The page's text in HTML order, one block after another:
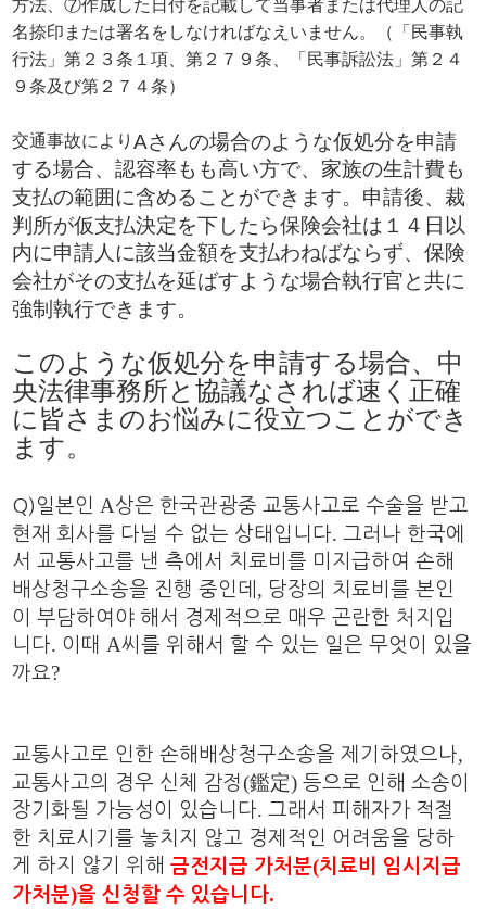
方法、⑦作成した日付を記載して当事者または代理人の記
名捺印または署名をしなければなえいません。（「民事執
行法」第２３条１項、第２７９条、「民事訴訟法」第２４
９条及び第２７４条）
交通事故により Aさんの場合のような仮処分を申請
する場合、認容率もも高い方で、家族の生計費も
支払の範囲に含めることができます。申請後、裁
判所が仮支払決定を下したら保険会社は１４日以
内に申請人に該当金額を支払わねばならず、保険
会社がその支払を延ばすような場合執行官と共に
強制執行できます。
このような仮処分を申請する場合、中
央法律事務所と協議なされば速く正確
に皆さまのお悩みに役立つことができ
ます。
Q)일본인 A상은 한국관광중 교통사고로 수술을 받고
현재 회사를 다닐 수 없는 상태입니다.그러나 한국에
서 교통사고를 낸 측에서 치료비를 미지급하여 손해
배상청구소송을 진행 중인데 , 당장의 치료비를 본인
이 부담하여야 해서 경제적으로 매우 곤란한 처지입
니다. 이때 A씨를 위해서 할 수 있는 일은 무엇이 있을
까요?
교통사고로 인한 손해배상청구소송을 제기하였으나,
교통사고의 경우 신체 감정(鑑定)등으로 인해 소송이
장기화될 가능성이 있습니다.그래서 피해자가 적절
한 치료시기를 놓치지 않고 경제적인 어려움을 당하
게 하지 않기 위해 금전지급 가처분(치료비 임시지급
가처분)을 신청할 수 있습니다.